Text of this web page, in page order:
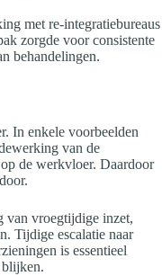
met re-integratiebureaus
zorgde voor consistente
behandelingen.
In enkele voorbeelden
van de
de werkvloer. Daardoor
van vroegtijdige inzet,
Tijdige escalatie naar
is essentieel
blijken.